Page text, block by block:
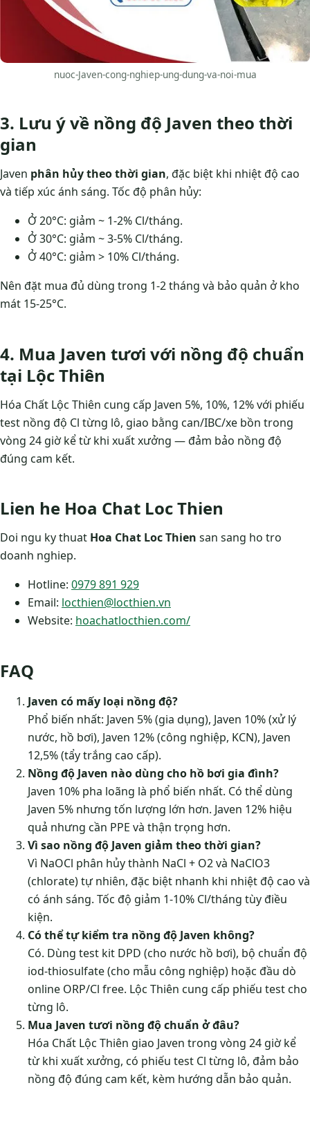
nuoc-Javen-cong-nghiep-ung-dung-va-noi-mua
3. Lưu ý về nồng độ Javen theo thời
gian
Javen phân hủy theo thời gian, đặc biệt khi nhiệt độ cao
và tiếp xúc ánh sáng. Tốc độ phân hủy:
Ở 20°C: giảm ~ 1-2% Cl/tháng.
Ở 30°C: giảm ~ 3-5% Cl/tháng.
Ở 40°C: giảm > 10% Cl/tháng.
Nên đặt mua đủ dùng trong 1-2 tháng và bảo quản ở kho
mát 15-25°C.
4. Mua Javen tươi với nồng độ chuẩn
tại Lộc Thiên
Hóa Chất Lộc Thiên cung cấp Javen 5%, 10%, 12% với phiếu
test nồng độ Cl từng lô, giao bằng can/IBC/xe bồn trong
vòng 24 giờ kể từ khi xuất xưởng — đảm bảo nồng độ
đúng cam kết.
Lien he Hoa Chat Loc Thien
Doi ngu ky thuat Hoa Chat Loc Thien san sang ho tro
doanh nghiep.
Hotline: 0979 891 929
Email: locthien@locthien.vn
Website: hoachatlocthien.com/
FAQ
Javen có mấy loại nồng độ?
Phổ biến nhất: Javen 5% (gia dụng), Javen 10% (xử lý
nước, hồ bơi), Javen 12% (công nghiệp, KCN), Javen
12,5% (tẩy trắng cao cấp).
Nồng độ Javen nào dùng cho hồ bơi gia đình?
Javen 10% pha loãng là phổ biến nhất. Có thể dùng
Javen 5% nhưng tốn lượng lớn hơn. Javen 12% hiệu
quả nhưng cần PPE và thận trọng hơn.
Vì sao nồng độ Javen giảm theo thời gian?
Vì NaOCl phân hủy thành NaCl + O2 và NaClO3
(chlorate) tự nhiên, đặc biệt nhanh khi nhiệt độ cao và
có ánh sáng. Tốc độ giảm 1-10% Cl/tháng tùy điều
kiện.
Có thể tự kiểm tra nồng độ Javen không?
Có. Dùng test kit DPD (cho nước hồ bơi), bộ chuẩn độ
iod-thiosulfate (cho mẫu công nghiệp) hoặc đầu dò
online ORP/Cl free. Lộc Thiên cung cấp phiếu test cho
từng lô.
Mua Javen tươi nồng độ chuẩn ở đâu?
Hóa Chất Lộc Thiên giao Javen trong vòng 24 giờ kể
từ khi xuất xưởng, có phiếu test Cl từng lô, đảm bảo
nồng độ đúng cam kết, kèm hướng dẫn bảo quản.